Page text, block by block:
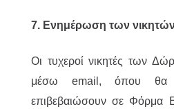
7. Ενημέρωση των
Οι τυχεροί νικητές των
μέσω email, όπου θα
επιβεβαιώσουν σε Φόρμα